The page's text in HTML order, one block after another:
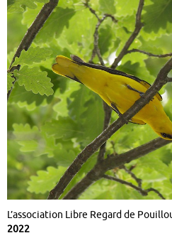
L’association Libre Regard de
2022